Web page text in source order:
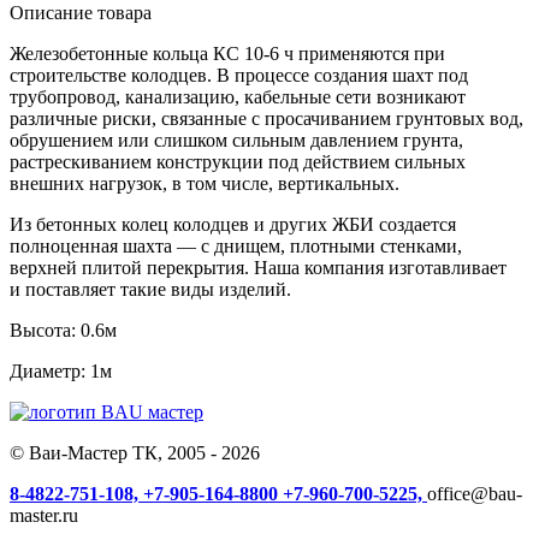
Описание товара
Железобетонные кольца КС 10-6 ч применяются при
строительстве колодцев. В процессе создания шахт под
трубопровод, канализацию, кабельные сети возникают
различные риски, связанные с просачиванием грунтовых вод,
обрушением или слишком сильным давлением грунта,
растрескиванием конструкции под действием сильных
внешних нагрузок, в том числе, вертикальных.
Из бетонных колец колодцев и других ЖБИ создается
полноценная шахта — с днищем, плотными стенками,
верхней плитой перекрытия. Наша компания изготавливает
и поставляет такие виды изделий.
Высота: 0.6м
Диаметр: 1м
© Ваи-Мастер ТК, 2005 - 2026
8-4822-751-108, +7-905-164-8800 +7-960-700-5225, office@bau-
master.ru